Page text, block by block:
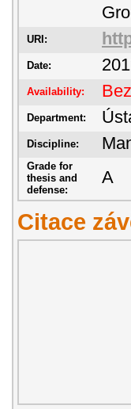
URI:
Date:
Availability:
Department:
Discipline:
Grade for
thesis and
defense:
A
Citace